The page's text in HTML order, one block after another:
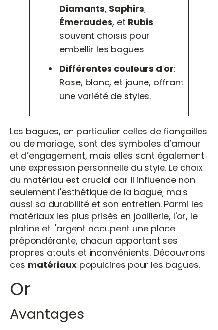
Diamants, Saphirs,
Émeraudes, et Rubis
souvent choisis pour
embellir les bagues.
Différentes couleurs d'or:
Rose, blanc, et jaune, offrant
une variété de styles.
Les bagues, en particulier celles de fiançailles
ou de mariage, sont des symboles d’amour
et d’engagement, mais elles sont également
une expression personnelle du style. Le choix
du matériau est crucial car il influence non
seulement l'esthétique de la bague, mais
aussi sa durabilité et son entretien. Parmi les
matériaux les plus prisés en joaillerie, l'or, le
platine et l'argent occupent une place
prépondérante, chacun apportant ses
propres atouts et inconvénients. Découvrons
ces matériaux populaires pour les bagues.
Or
Avantages